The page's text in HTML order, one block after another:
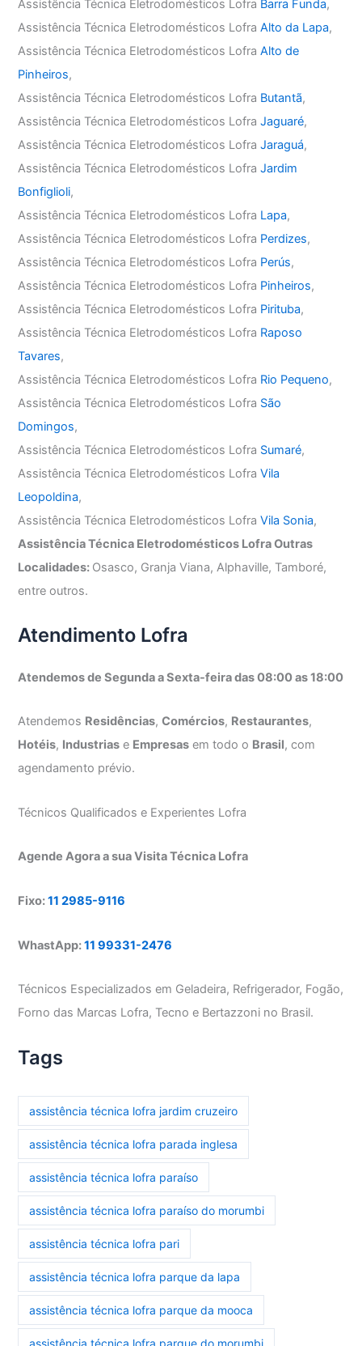
Assistência Técnica Eletrodomésticos Lofra Barra Funda,
Assistência Técnica Eletrodomésticos LofraAlto da Lapa,
Assistência Técnica Eletrodomésticos LofraAlto de
Pinheiros,
Assistência Técnica Eletrodomésticos Lofra Butantã,
Assistência Técnica Eletrodomésticos LofraJaguaré,
Assistência Técnica Eletrodomésticos LofraJaraguá,
Assistência Técnica Eletrodomésticos LofraJardim
Bonfiglioli,
Assistência Técnica Eletrodomésticos Lofra Lapa,
Assistência Técnica Eletrodomésticos Lofra Perdizes,
Assistência Técnica Eletrodomésticos Lofra Perús,
Assistência Técnica Eletrodomésticos Lofra Pinheiros,
Assistência Técnica Eletrodomésticos Lofra Pirituba,
Assistência Técnica Eletrodomésticos Lofra Raposo
Tavares,
Assistência Técnica Eletrodomésticos Lofra Rio Pequeno,
Assistência Técnica Eletrodomésticos Lofra São
Domingos,
Assistência Técnica Eletrodomésticos Lofra Sumaré,
Assistência Técnica Eletrodomésticos LofraVila
Leopoldina,
Assistência Técnica Eletrodomésticos LofraVila Sonia,
Assistência Técnica Eletrodomésticos Lofra Outras
Localidades: Osasco, Granja Viana, Alphaville, Tamboré,
entre outros.
Atendimento Lofra
Atendemos de Segunda a Sexta-feira das 08:00 as 18:00
Atendemos Residências,Comércios, Restaurantes,
Hotéis, Industrias e Empresas em todo o Brasil, com
agendamento prévio.
Técnicos Qualificados e Experientes Lofra
Agende Agora a sua Visita Técnica Lofra
Fixo:11 2985-9116
WhastApp:11 99331-2476
Técnicos Especializados em Geladeira, Refrigerador, Fogão,
Forno das Marcas Lofra, Tecno e Bertazzoni no Brasil.
Tags
assistência técnica lofra jardim cruzeiro
assistência técnica lofra parada inglesa
assistência técnica lofra paraíso
assistência técnica lofra paraíso do morumbi
assistência técnica lofra pari
assistência técnica lofra parque da lapa
assistência técnica lofra parque da mooca